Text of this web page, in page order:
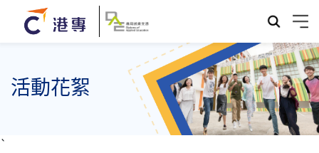
活動花絮
`